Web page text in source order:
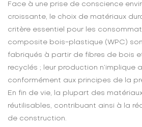
Face à une prise de conscience
croissante, le choix de matériaux
critère essentiel pour les
composite bois-plastique (WPC)
fabriqués à partir de fibres de bois
recyclés ; leur production n’implique
conformément aux principes de la
En fin de vie, la plupart des
réutilisables, contribuant ainsi à la
de construction.